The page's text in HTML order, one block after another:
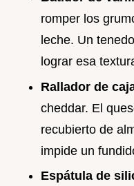
romper los
leche. Un
lograr esa
Rallador de
cheddar. El
recubierto de
impide un
Espátula de